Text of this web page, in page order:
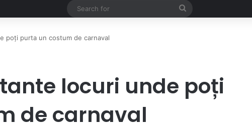
Search
poți purta un costum de carnaval
locuri unde poți
de carnaval